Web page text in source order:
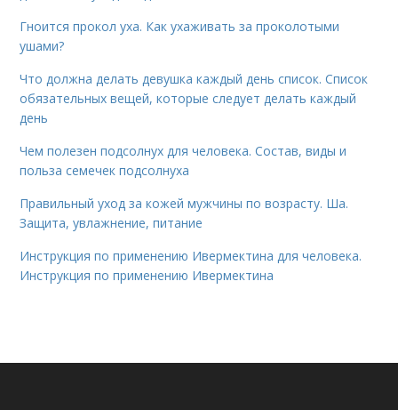
Гноится прокол уха. Как ухаживать за проколотыми
ушами?
Что должна делать девушка каждый день список. Список
обязательных вещей, которые следует делать каждый
день
Чем полезен подсолнух для человека. Состав, виды и
польза семечек подсолнуха
Правильный уход за кожей мужчины по возрасту. Ша.
Защита, увлажнение, питание
Инструкция по применению Ивермектина для человека.
Инструкция по применению Ивермектина